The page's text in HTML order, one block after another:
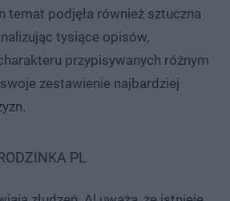
temat podjęła również sztuczna
tysiące opisów,
przypisywanych różnym
zestawienie najbardziej
PL